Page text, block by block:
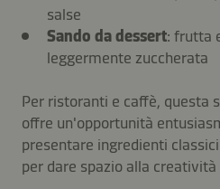
salse
Sando da dessert: frutta
leggermente zuccherata
Per ristoranti e caffè, questa
offre un'opportunità
presentare ingredienti
per dare spazio alla creatività